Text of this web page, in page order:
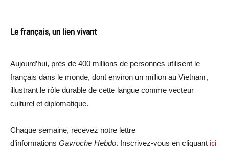
Le français, un lien vivant
Aujourd’hui, près de 400 millions de personnes utilisent le
français dans le monde, dont environ un million au Vietnam,
illustrant le rôle durable de cette langue comme vecteur
culturel et diplomatique.
Chaque semaine, recevez notre lettre
d’informations Gavroche Hebdo. Inscrivez-vous en cliquant ici